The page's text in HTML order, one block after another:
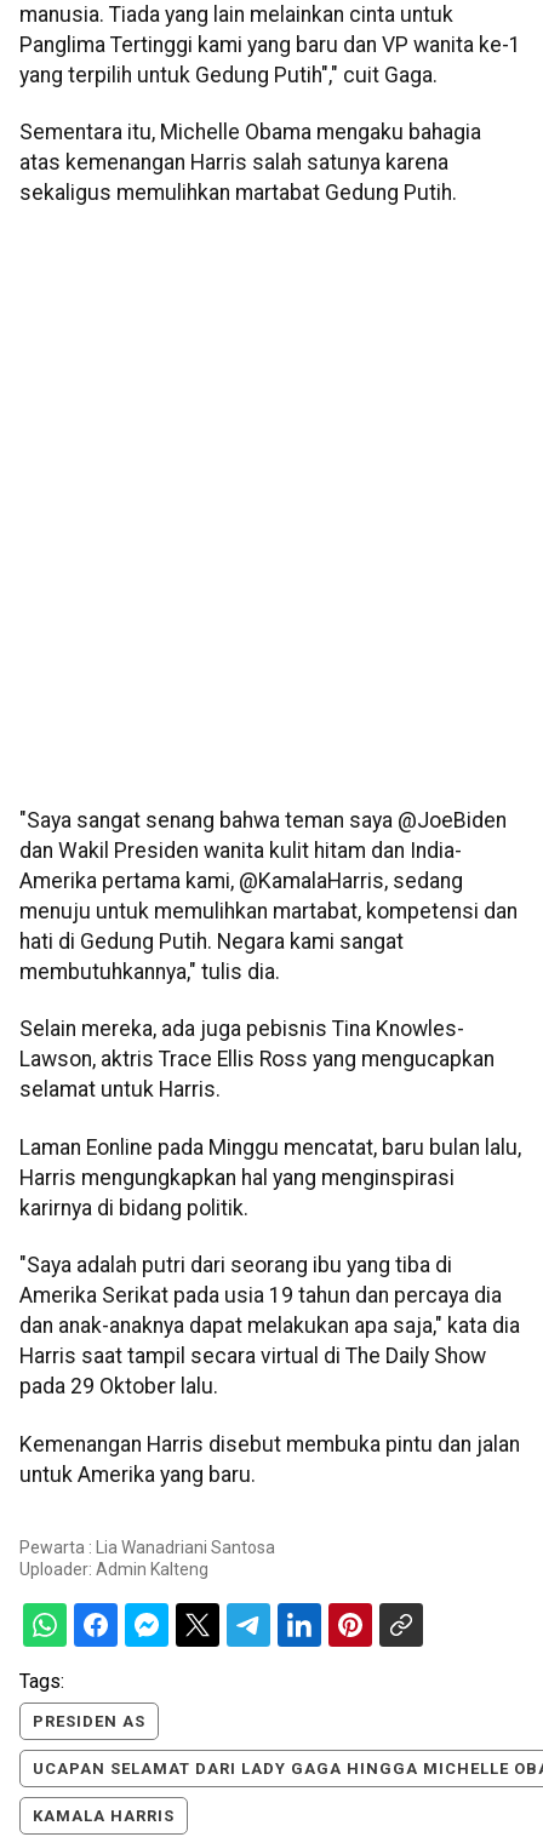
manusia. Tiada yang lain melainkan cinta untuk
Panglima Tertinggi kami yang baru dan VP wanita ke-1
yang terpilih untuk Gedung Putih"," cuit Gaga.
Sementara itu, Michelle Obama mengaku bahagia
atas kemenangan Harris salah satunya karena
sekaligus memulihkan martabat Gedung Putih.
"Saya sangat senang bahwa teman saya @JoeBiden
dan Wakil Presiden wanita kulit hitam dan India-
Amerika pertama kami, @KamalaHarris, sedang
menuju untuk memulihkan martabat, kompetensi dan
hati di Gedung Putih. Negara kami sangat
membutuhkannya," tulis dia.
Selain mereka, ada juga pebisnis Tina Knowles-
Lawson, aktris Trace Ellis Ross yang mengucapkan
selamat untuk Harris.
Laman Eonline pada Minggu mencatat, baru bulan lalu,
Harris mengungkapkan hal yang menginspirasi
karirnya di bidang politik.
"Saya adalah putri dari seorang ibu yang tiba di
Amerika Serikat pada usia 19 tahun dan percaya dia
dan anak-anaknya dapat melakukan apa saja," kata dia
Harris saat tampil secara virtual di The Daily Show
pada 29 Oktober lalu.
Kemenangan Harris disebut membuka pintu dan jalan
untuk Amerika yang baru.
Pewarta : Lia Wanadriani Santosa
Uploader: Admin Kalteng
Tags:
PRESIDEN AS
UCAPAN SELAMAT DARI LADY GAGA HINGGA MICHELLE
KAMALA HARRIS